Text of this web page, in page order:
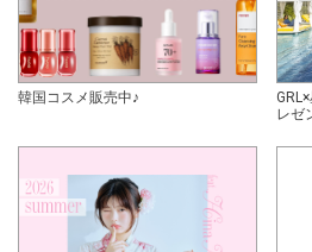
韓国コスメ販売中♪
レゼ